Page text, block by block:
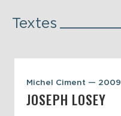
Textes
Michel Ciment — 2009
JOSEPH LOSEY